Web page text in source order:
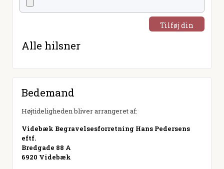
Tilføj din
Alle hilsner
Bedemand
Højtideligheden bliver arrangeret af:
Videbæk Begravelsesforretning Hans Pedersens
eftf.
Bredgade 88 A
6920 Videbæk